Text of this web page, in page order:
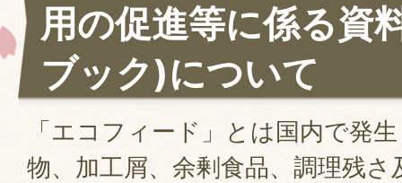
用の促進等に係る資
ブック)について
「エコフィード」とは国内で発
物、加工屑、余剰食品、調理残